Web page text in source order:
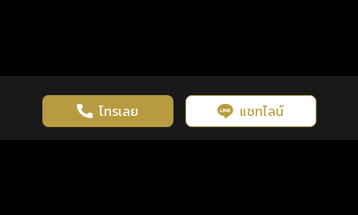
โทรเลย แชทไลน์
เว็บไซต์นี้มีการใช้งานคุกกี้ เพื่อเพิ่มประสิทธิภาพและประสบการณ์ที่ดี
ในการใช้งานเว็บไซต์ นโยบายความเป็นส่วนตัว
รู้ก่อน พร้อมกว่า ทุกจังหวะชีวิต คลิกดูดวงฟรี